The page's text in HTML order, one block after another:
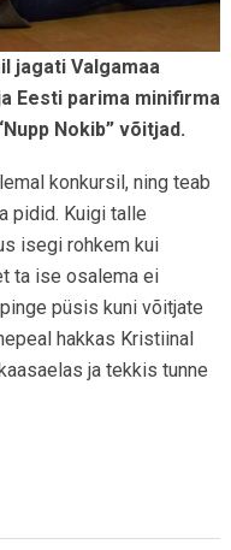
jagati Valgamaa
Eesti parima minifirma
Nokib” võitjad.
konkursil, ning teab
pidid. Kuigi talle
isegi rohkem kui
ta ise osalema ei
püsis kuni võitjate
hakkas Kristiinal
ja tekkis tunne